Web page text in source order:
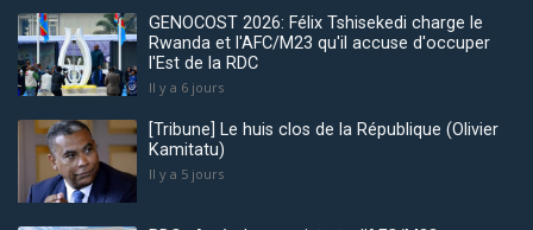
GENOCOST 2026: Félix Tshisekedi charge le
Rwanda et l'AFC/M23 qu'il accuse d'occuper
l'Est de la RDC
Il y a 6 jours
[Tribune] Le huis clos de la République (Olivier
Kamitatu)
Il y a 5 jours